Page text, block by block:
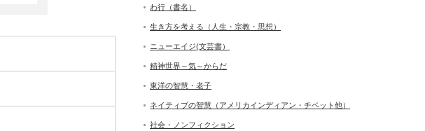
わ行（書名）
生き方を考える（人生・宗教・思想）
ニューエイジ(文芸書）
精神世界～気～からだ
東洋の智慧・老子
ネイティブの智慧（アメリカインディアン・チベット他）
社会・ノンフィクション